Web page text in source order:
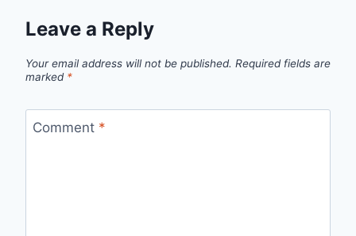
Leave a Reply
Your email address will not be published. Required fields are
marked *
Comment *